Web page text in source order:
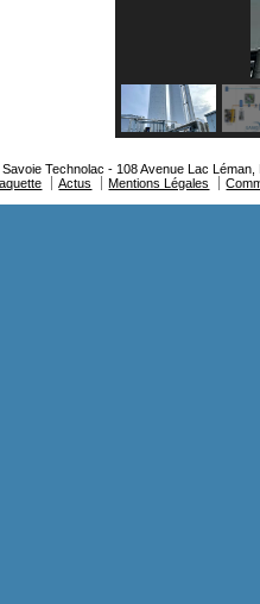
Technolac - 108 Avenue Lac
Actus Mentions Légales